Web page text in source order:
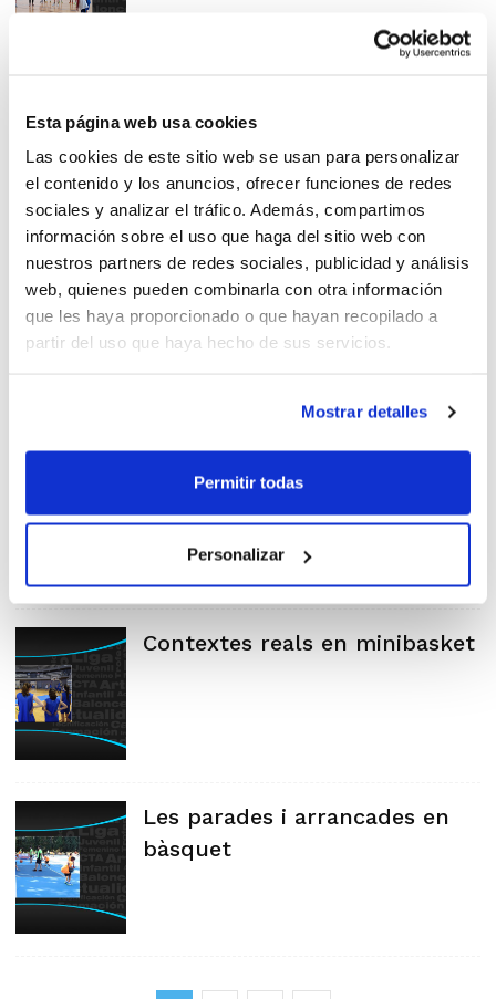
Esta página web usa cookies
Las cookies de este sitio web se usan para personalizar
el contenido y los anuncios, ofrecer funciones de redes
sociales y analizar el tráfico. Además, compartimos
información sobre el uso que haga del sitio web con
nuestros partners de redes sociales, publicidad y análisis
web, quienes pueden combinarla con otra información
que les haya proporcionado o que hayan recopilado a
partir del uso que haya hecho de sus servicios.
Mostrar detalles
Permitir todas
Personalizar
#fbcvBlog: Nou article sobre
defensa a tota pista
Nou article sobre
entrenadors/es i comunicació
Errors en el joc dinàmic
Contextes reals en minibasket
Les parades i arrancades en
bàsquet